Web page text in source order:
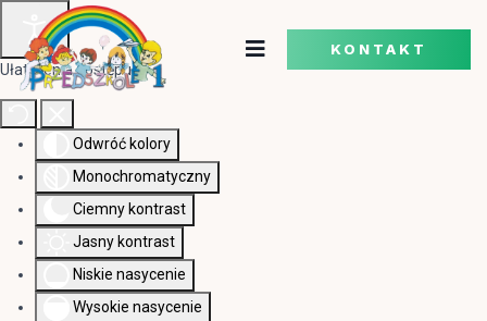
Ułatwienia dostępu
Odwróć kolory
Monochromatyczny
Ciemny kontrast
Jasny kontrast
Niskie nasycenie
Wysokie nasycenie
KONTAKT